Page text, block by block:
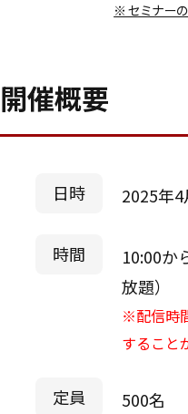
※ セミナー
開催概要
日時 2025年4
時間
10:00か
放題）
※配信時
すること
定員 500名